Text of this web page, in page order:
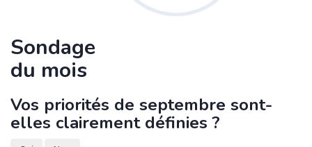
Sondage
du mois
Vos priorités de septembre sont-
elles clairement définies ?